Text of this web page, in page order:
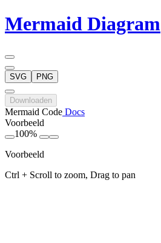
Mermaid Diagram
SVG PNG
Downloaden
Mermaid Code Docs
Voorbeeld
100%
Voorbeeld
Ctrl + Scroll to zoom, Drag to pan